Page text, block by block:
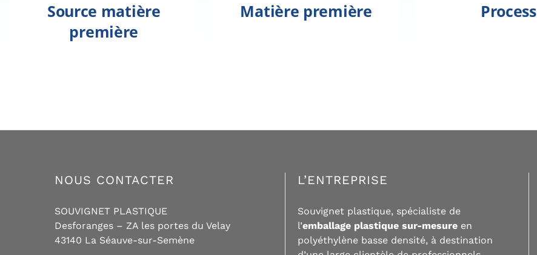
Source matière
première
Matière première Process
NOUS CONTACTER
SOUVIGNET PLASTIQUE
Desforanges – ZA les portes du Velay
43140 La Séauve-sur-Semène
L’ENTREPRISE
Souvignet plastique, spécialiste de
l’emballage plastique sur-mesure en
polyéthylène basse densité, à destination